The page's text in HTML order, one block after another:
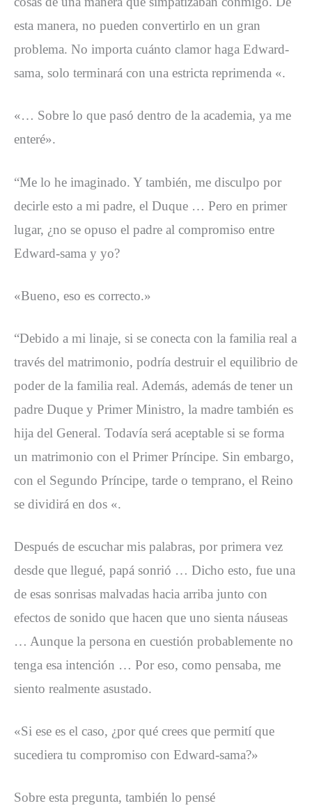
esta manera, no pueden convertirlo en un gran
problema. No importa cuánto clamor haga Edward-
sama, solo terminará con una estricta reprimenda «.
«… Sobre lo que pasó dentro de la academia, ya me
enteré».
“Me lo he imaginado. Y también, me disculpo por
decirle esto a mi padre, el Duque … Pero en primer
lugar, ¿no se opuso el padre al compromiso entre
Edward-sama y yo?
«Bueno, eso es correcto.»
“Debido a mi linaje, si se conecta con la familia real a
través del matrimonio, podría destruir el equilibrio de
poder de la familia real. Además, además de tener un
padre Duque y Primer Ministro, la madre también es
hija del General. Todavía será aceptable si se forma
un matrimonio con el Primer Príncipe. Sin embargo,
con el Segundo Príncipe, tarde o temprano, el Reino
se dividirá en dos «.
Después de escuchar mis palabras, por primera vez
desde que llegué, papá sonrió … Dicho esto, fue una
de esas sonrisas malvadas hacia arriba junto con
efectos de sonido que hacen que uno sienta náuseas
… Aunque la persona en cuestión probablemente no
tenga esa intención … Por eso, como pensaba, me
siento realmente asustado.
«Si ese es el caso, ¿por qué crees que permití que
sucediera tu compromiso con Edward-sama?»
Sobre esta pregunta, también lo pensé